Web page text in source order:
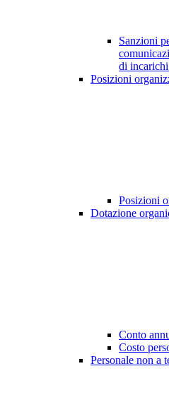
Sanzioni
di
Posizioni
Posizioni
Dotazione
Conto
Costo
Personale non a